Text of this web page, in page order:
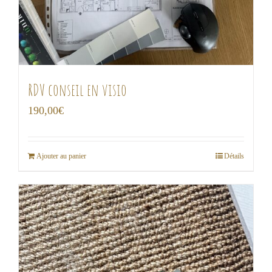
RDV conseil en visio
190,00€
Ajouter au panier Détails